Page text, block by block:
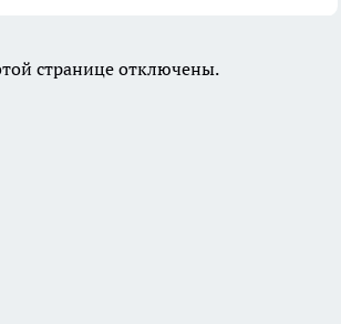
странице отключены.